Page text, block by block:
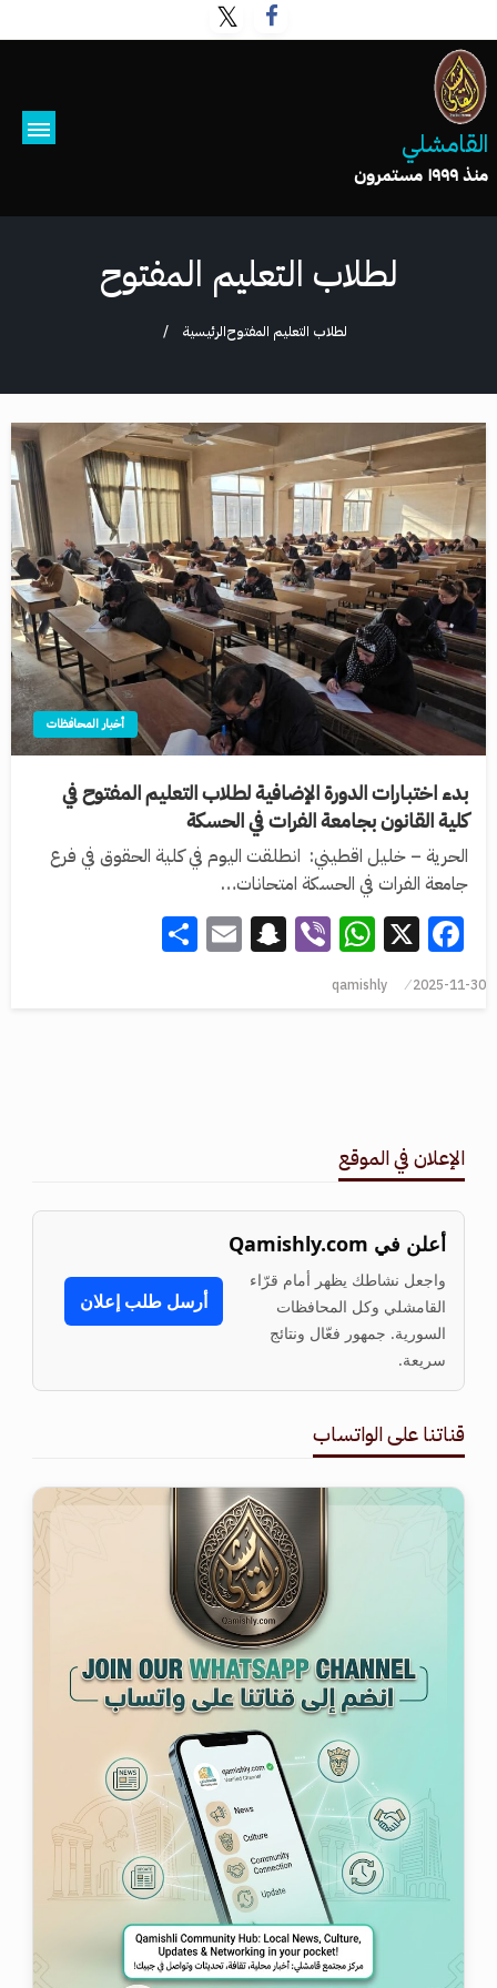
القامشلي
منذ ١٩٩٩ مستمرون
لطلاب التعليم المفتوح
الرئيسيةلطلاب التعليم المفتوح
أخبار المحافظات
بدء اختبارات الدورة الإضافية لطلاب التعليم المفتوح في
كلية القانون بجامعة الفرات في الحسكة
الحرية – خليل اقطيني: انطلقت اليوم في كلية الحقوق في فرع
جامعة الفرات في الحسكة امتحانات…
Facebook
X
WhatsApp
Viber
Snapchat
Email
2025-11-30
qamishly
الإعلان في الموقع
أعلن في Qamishly.com
واجعل نشاطك يظهر أمام قرّاء
القامشلي وكل المحافظات
السورية. جمهور فعّال ونتائج
سريعة.
أرسل طلب إعلان
قناتنا على الواتساب